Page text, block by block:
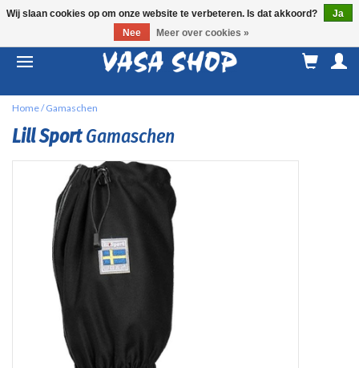
Home/Gamaschen
Lill SportGamaschen
Wij slaan cookies op om onze website te verbeteren. Is dat akkoord?
Ja
Nee
Meer over cookies »